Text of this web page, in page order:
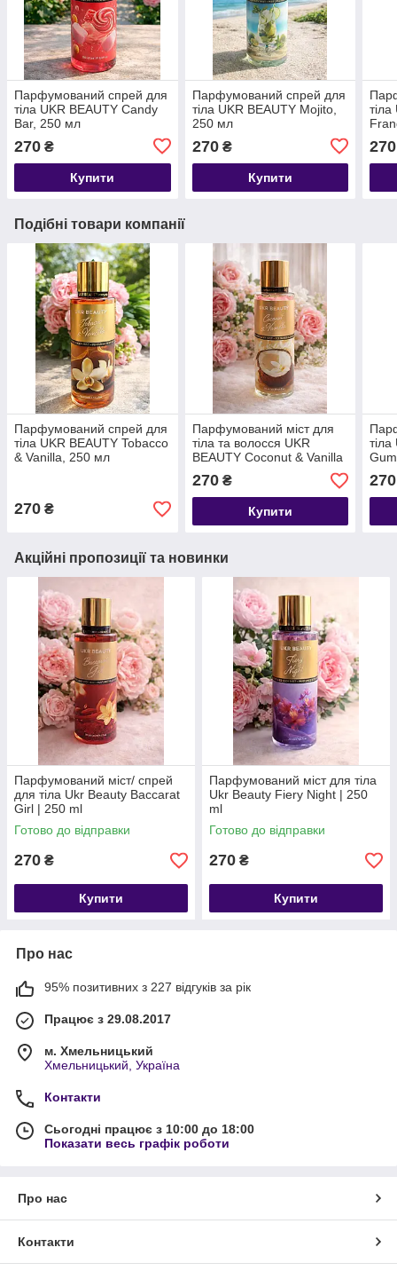
Парфумований спрей для
тіла UKR BEAUTY Candy
Bar, 250 мл
270 ₴
Купити
Парфумований спрей для
тіла UKR BEAUTY Mojito,
250 мл
270₴
Купити
270
Подібні товари компанії
Парфумований спрей для
тіла UKR BEAUTY Tobacco
& Vanilla, 250 мл
270 ₴
Парфумований міст для
тіла та волосся UKR
BEAUTY Coconut & Vanilla
(Кокос & ваніль), 250 мл
270₴
Купити
270
Акційні пропозиції та новинки
Парфумований міст/ спрей
для тіла Ukr Beauty Baccarat
Girl | 250 ml
Готово до відправки
270 ₴
Купити
Парфумований міст для тіла
Ukr Beauty Fiery Night | 250
ml
Готово до відправки
270 ₴
Купити
Про нас
95% позитивних з 227 відгуків за рік
Працює з 29.08.2017
м. Хмельницький
Хмельницький, Україна
Контакти
Сьогодні працює з 10:00 до 18:00
Показати весь графік роботи
Про нас
Контакти